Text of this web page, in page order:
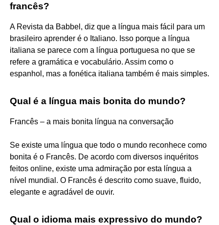
francês?
A Revista da Babbel, diz que a língua mais fácil para um
brasileiro aprender é o Italiano. Isso porque a língua
italiana se parece com a língua portuguesa no que se
refere a gramática e vocabulário. Assim como o
espanhol, mas a fonética italiana também é mais simples.
Qual é a língua mais bonita do mundo?
Francês – a mais bonita língua na conversação
Se existe uma língua que todo o mundo reconhece como
bonita é o Francês. De acordo com diversos inquéritos
feitos online, existe uma admiração por esta língua a
nível mundial. O Francês é descrito como suave, fluido,
elegante e agradável de ouvir.
Qual o idioma mais expressivo do mundo?